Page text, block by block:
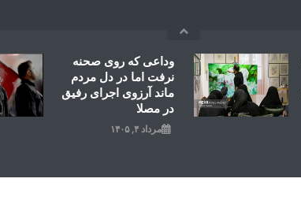
وداعی که روی صحنه
نرفت اما در دل مردم
ماند آرزوی اجرای رفیق
در مصلا
مرداد ۴, ۱۴۰۵